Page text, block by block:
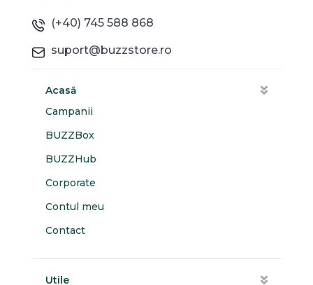
(+40) 745 588 868
suport@buzzstore.ro
Acasă
Campanii
BUZZBox
BUZZHub
Corporate
Contul meu
Contact
Utile